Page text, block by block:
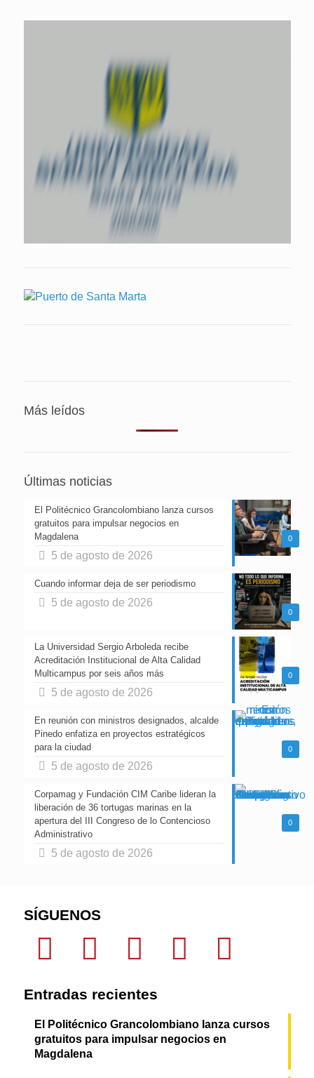
Más leídos
Últimas noticias
0
El Politécnico Grancolombiano lanza cursos
gratuitos para impulsar negocios en
Magdalena
5 de agosto de 2026
0
Cuando informar deja de ser periodismo
5 de agosto de 2026
0
La Universidad Sergio Arboleda recibe
Acreditación Institucional de Alta Calidad
Multicampus por seis años más
5 de agosto de 2026
0
En reunión con ministros designados, alcalde
Pinedo enfatiza en proyectos estratégicos
para la ciudad
5 de agosto de 2026
0
Corpamag y Fundación CIM Caribe lideran la
liberación de 36 tortugas marinas en la
apertura del III Congreso de lo Contencioso
Administrativo
5 de agosto de 2026
SÍGUENOS
Entradas recientes
El Politécnico Grancolombiano lanza cursos
gratuitos para impulsar negocios en
Magdalena